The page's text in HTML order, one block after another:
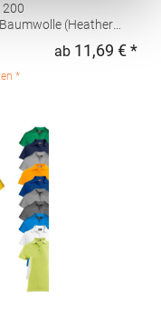
200
(Heather
ER80 ROI Irland E-
ab 11,69 € *
*